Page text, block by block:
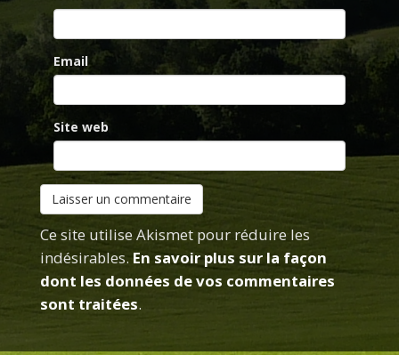
Email
Site web
Ce site utilise Akismet pour réduire les
indésirables. En savoir plus sur la façon
dont les données de vos commentaires
sont traitées.